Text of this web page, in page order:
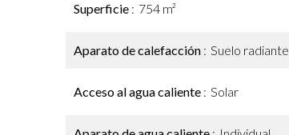
Superficie 754 m²
Aparato de calefacción Suelo radiante
Acceso al agua caliente Solar